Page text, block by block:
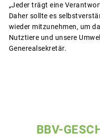
„Jeder trägt eine
Daher sollte es
wieder mitzunehmen, um
Nutztiere und unsere
Generealsekretär.
BBV-